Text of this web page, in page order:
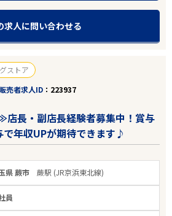
求人に問い合わせる
ストア
売者求人ID 223937
店長・副店長経験者募集中！賞与
年収UPが期待できます♪
県 蕨市蕨駅 (JR京浜東北線)
員